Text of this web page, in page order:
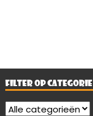
FILTER OP CATEGORIE